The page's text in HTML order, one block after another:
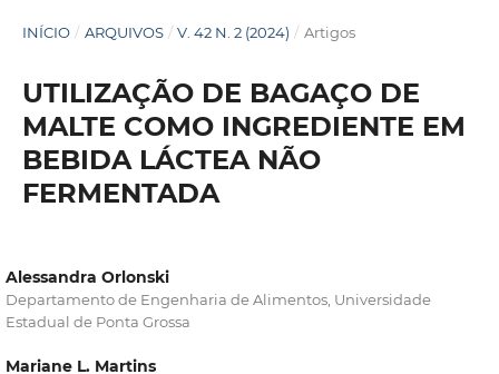
INÍCIO / ARQUIVOS / V. 42 N. 2 (2024) / Artigos
UTILIZAÇÃO DE BAGAÇO DE
MALTE COMO INGREDIENTE EM
BEBIDA LÁCTEA NÃO
FERMENTADA
Alessandra Orlonski
Departamento de Engenharia de Alimentos, Universidade
Estadual de Ponta Grossa
Mariane L. Martins